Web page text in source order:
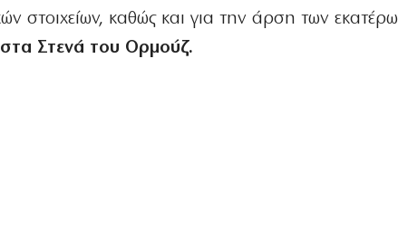
στοιχείων, καθώς και για την άρση των
στα Στενά του Ορμούζ.